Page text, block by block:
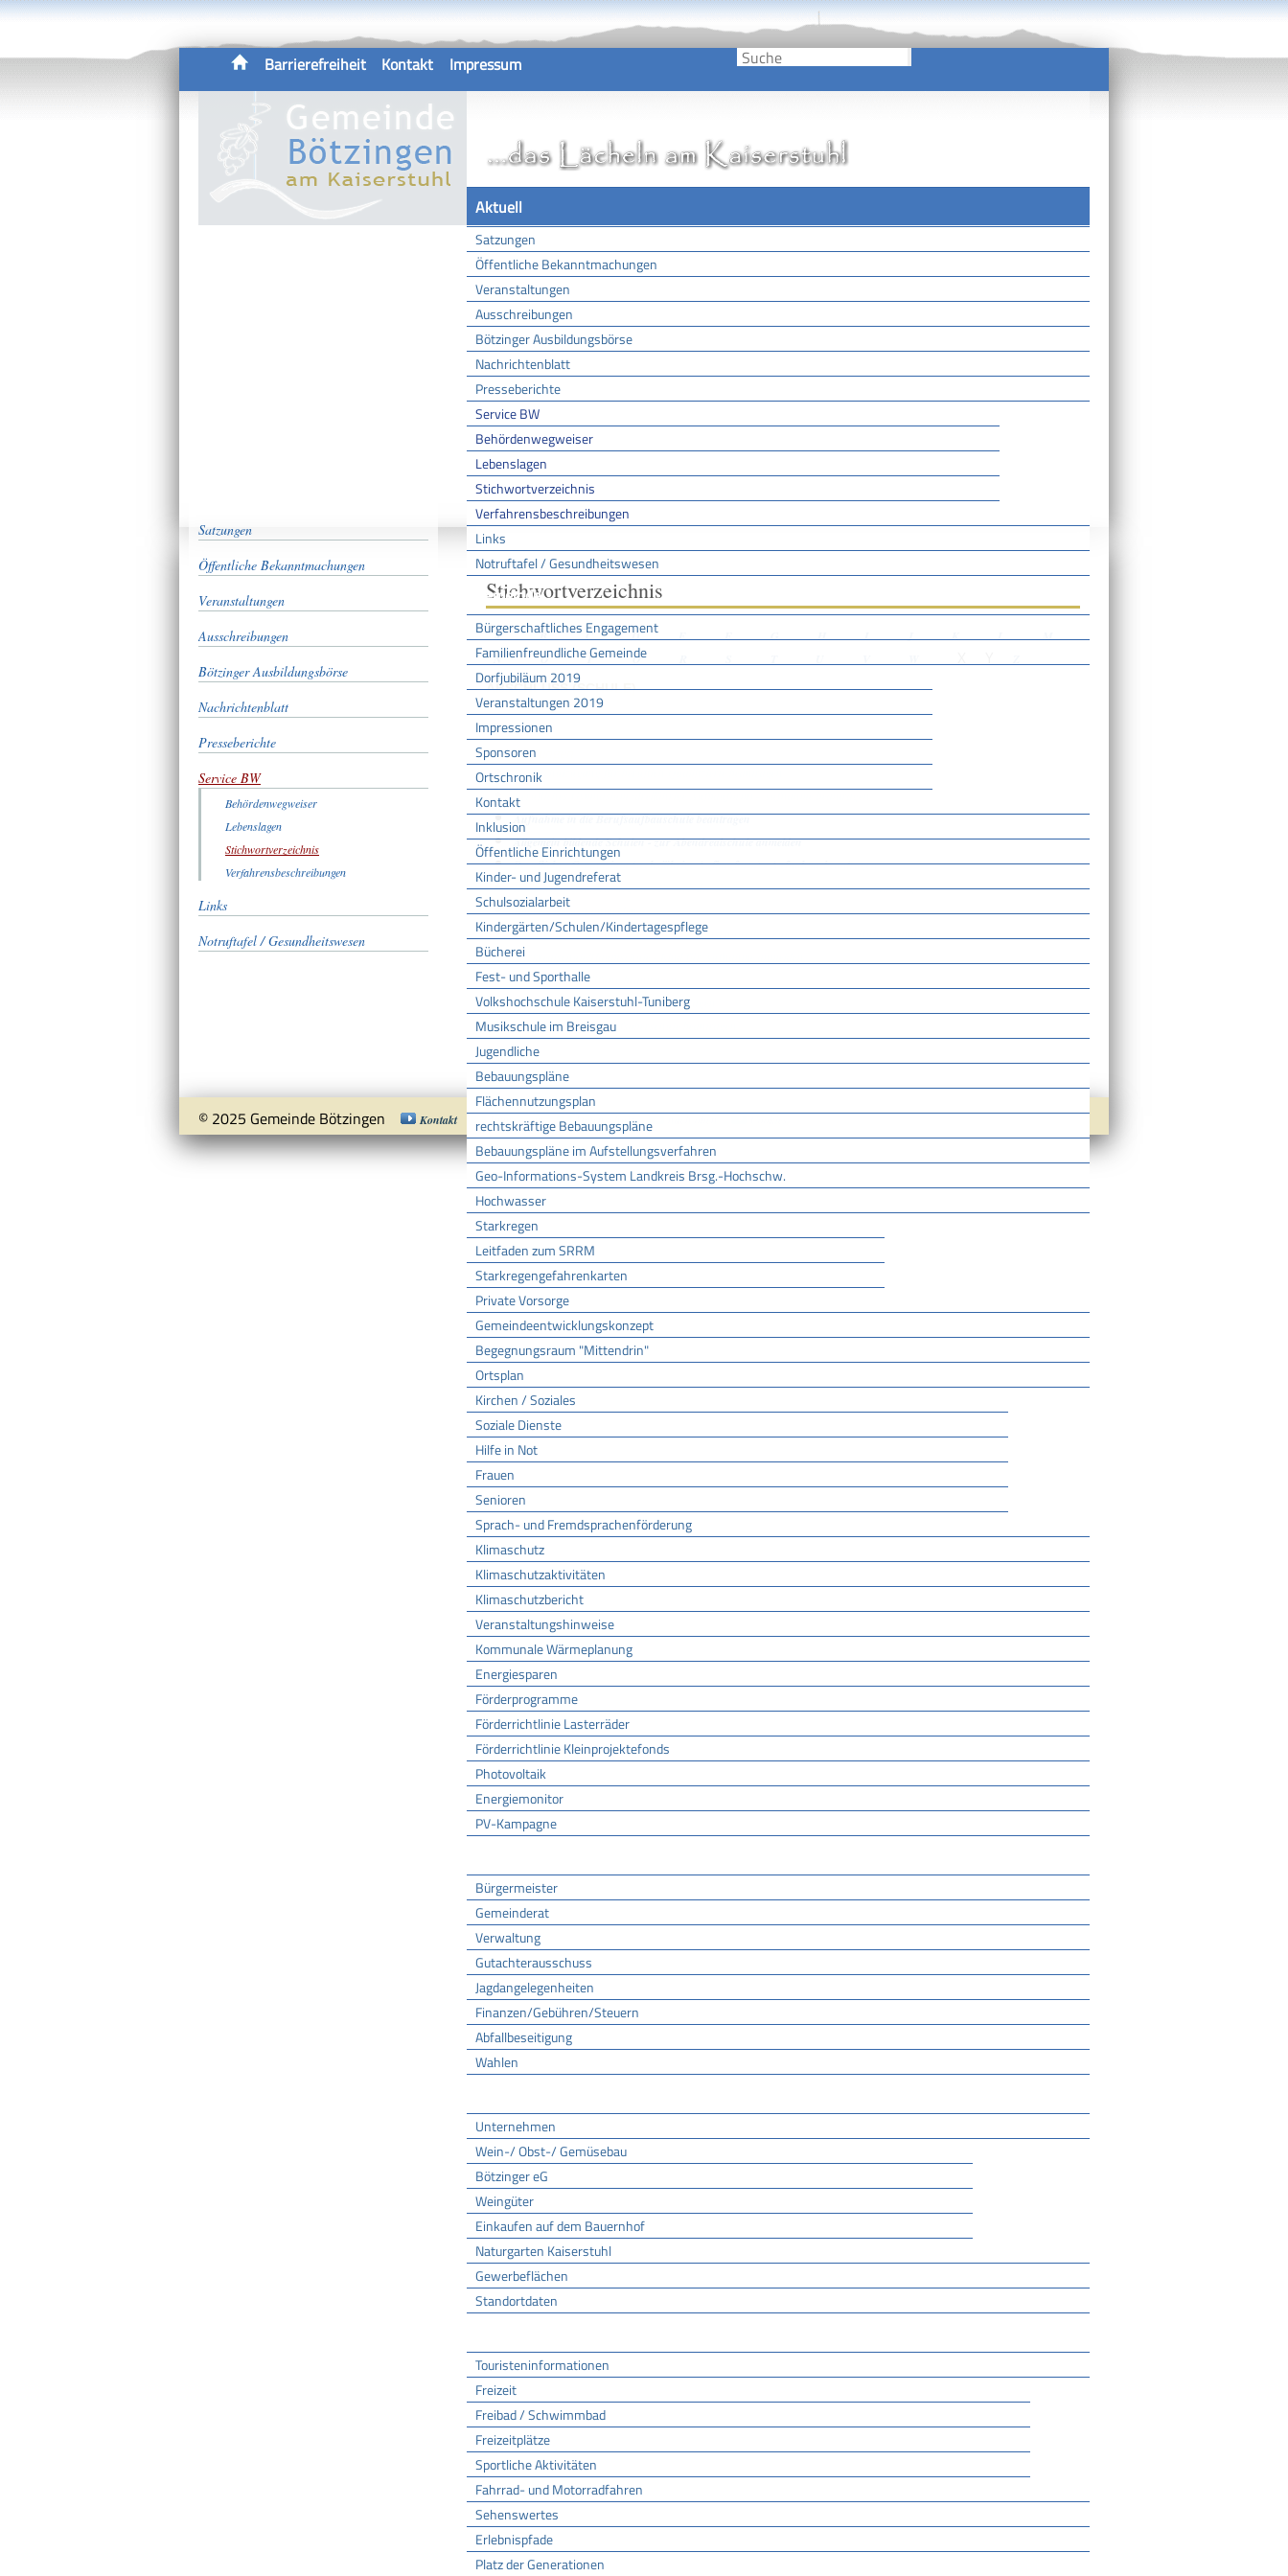
Barrierefreiheit Kontakt Impressum
Aktuell
Satzungen
Öffentliche Bekanntmachungen
Veranstaltungen
Ausschreibungen
Bötzinger Ausbildungsbörse
Nachrichtenblatt
Presseberichte
Service BW
Behördenwegweiser
Lebenslagen
Stichwortverzeichnis
Verfahrensbeschreibungen
Links
Notruftafel / Gesundheitswesen
Gemeinde
Bürgerschaftliches Engagement
Familienfreundliche Gemeinde
Dorfjubiläum 2019
Veranstaltungen 2019
Impressionen
Sponsoren
Ortschronik
Kontakt
Inklusion
Öffentliche Einrichtungen
Kinder- und Jugendreferat
Schulsozialarbeit
Kindergärten/Schulen/Kindertagespflege
Bücherei
Fest- und Sporthalle
Volkshochschule Kaiserstuhl-Tuniberg
Musikschule im Breisgau
Jugendliche
Bebauungspläne
Flächennutzungsplan
rechtskräftige Bebauungspläne
Bebauungspläne im Aufstellungsverfahren
Geo-Informations-System Landkreis Brsg.-Hochschw.
Hochwasser
Starkregen
Leitfaden zum SRRM
Starkregengefahrenkarten
Private Vorsorge
Gemeindeentwicklungskonzept
Begegnungsraum "Mittendrin"
Ortsplan
Kirchen / Soziales
Soziale Dienste
Hilfe in Not
Frauen
Senioren
Sprach- und Fremdsprachenförderung
Klimaschutz
Klimaschutzaktivitäten
Klimaschutzbericht
Veranstaltungshinweise
Kommunale Wärmeplanung
Energiesparen
Förderprogramme
Förderrichtlinie Lasterräder
Förderrichtlinie Kleinprojektefonds
Photovoltaik
Energiemonitor
PV-Kampagne
Bürgermeister
Gemeinderat
Verwaltung
Gutachterausschuss
Jagdangelegenheiten
Finanzen/Gebühren/Steuern
Abfallbeseitigung
Wahlen
Unternehmen
Wein-/ Obst-/ Gemüsebau
Bötzinger eG
Weingüter
Einkaufen auf dem Bauernhof
Naturgarten Kaiserstuhl
Gewerbeflächen
Standortdaten
Touristeninformationen
Freizeit
Freibad / Schwimmbad
Freizeitplätze
Sportliche Aktivitäten
Fahrrad- und Motorradfahren
Sehenswertes
Erlebnispfade
Platz der Generationen
Satzungen
Öffentliche Bekanntmachungen
Veranstaltungen
Ausschreibungen
Bötzinger Ausbildungsbörse
Nachrichtenblatt
Presseberichte
Service BW
Behördenwegweiser
Lebenslagen
Stichwortverzeichnis
Verfahrensbeschreibungen
Links
Notruftafel / Gesundheitswesen
Sie sind hier:Startseite /Aktuell /Service BW /Stichwortverzeichnis
Stichwortverzeichnis
A B C D E F G H I J K L
M
N
O P Q
ABSCHLUSS (SCHULE)
Leistungen
Hochschulzugang für beruflich Qualifizierte beantragen
Berufliches Gymnasium (dreijährige Aufbauform) - Aufnahme beantragen
Aufnahme in die Berufsaufbauschule beantragen
Allgemein bildende Schulen - zur Abendrealschule anmelden
Berufliches Gymnasium (sechsjährige Aufbauform) - Aufnahme beantragen
Einjähriges Berufskolleg zum Erwerb der Fachhochschulreife - Aufnahme beantragen
Kolleg - Besuch anmelden
Hochschulzugang für Begabte ohne Hochschulreife - Zulassung zur Prüfung beantragen
Werkrealschule/Hauptschule - Kind für Aufnahme anmelden
Schulfremdenprüfung beantragen
Abendgymnasium - Aufnahme beantragen
Aufnahme in die Berufsoberschule beantragen
© 2025 Gemeinde Bötzingen Kontakt Impressum Datenschutz